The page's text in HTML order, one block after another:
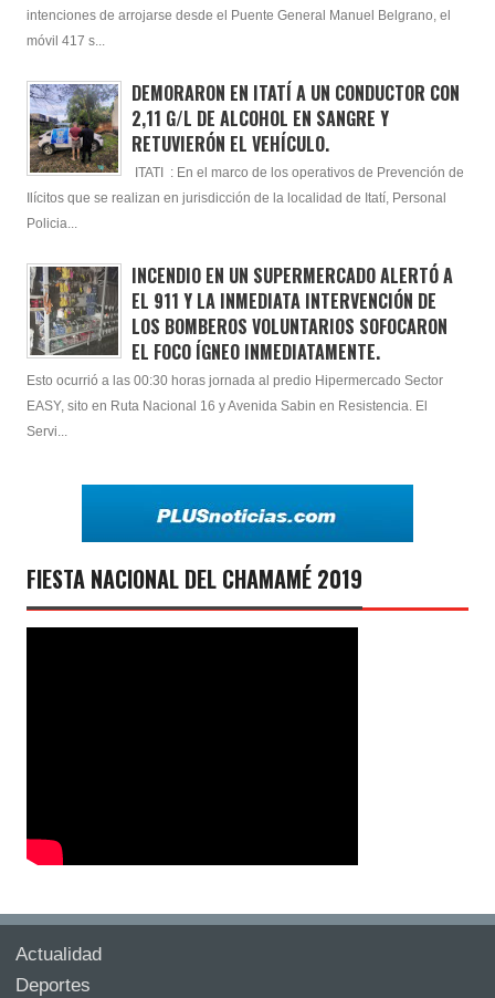
intenciones de arrojarse desde el Puente General Manuel Belgrano, el
móvil 417 s...
DEMORARON EN ITATÍ A UN CONDUCTOR CON
2,11 G/L DE ALCOHOL EN SANGRE Y
RETUVIERÓN EL VEHÍCULO.
ITATI : En el marco de los operativos de Prevención de
Ilícitos que se realizan en jurisdicción de la localidad de Itatí, Personal
Policia...
INCENDIO EN UN SUPERMERCADO ALERTÓ A
EL 911 Y LA INMEDIATA INTERVENCIÓN DE
LOS BOMBEROS VOLUNTARIOS SOFOCARON
EL FOCO ÍGNEO INMEDIATAMENTE.
Esto ocurrió a las 00:30 horas jornada al predio Hipermercado Sector
EASY, sito en Ruta Nacional 16 y Avenida Sabin en Resistencia. El
Servi...
FIESTA NACIONAL DEL CHAMAMÉ 2019
Actualidad
Deportes